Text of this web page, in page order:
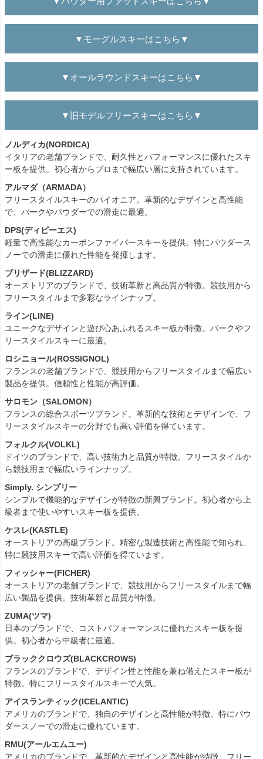
▼モーグルスキーはこちら▼
▼オールラウンドスキーはこちら▼
▼旧モデルフリースキーはこちら▼
ノルディカ(NORDICA)
イタリアの老舗ブランドで、耐久性とパフォーマンスに優れたスキ
ー板を提供。初心者からプロまで幅広い層に支持されています。
アルマダ（ARMADA）
フリースタイルスキーのパイオニア。革新的なデザインと高性能
で、パークやパウダーでの滑走に最適。
DPS(ディピーエス)
軽量で高性能なカーボンファイバースキーを提供。特にパウダース
ノーでの滑走に優れた性能を発揮します。
ブリザード(BLIZZARD)
オーストリアのブランドで、技術革新と高品質が特徴。競技用から
フリースタイルまで多彩なラインナップ。
ライン(LINE)
ユニークなデザインと遊び心あふれるスキー板が特徴。パークやフ
リースタイルスキーに最適。
ロシニョール(ROSSIGNOL)
フランスの老舗ブランドで、競技用からフリースタイルまで幅広い
製品を提供。信頼性と性能が高評価。
サロモン（SALOMON）
フランスの総合スポーツブランド。革新的な技術とデザインで、フ
リースタイルスキーの分野でも高い評価を得ています。
フォルクル(VOLKL)
ドイツのブランドで、高い技術力と品質が特徴。フリースタイルか
ら競技用まで幅広いラインナップ。
Simply. シンプリー
シンプルで機能的なデザインが特徴の新興ブランド。初心者から上
級者まで使いやすいスキー板を提供。
ケスレ(KASTLE)
オーストリアの高級ブランド。精密な製造技術と高性能で知られ、
特に競技用スキーで高い評価を得ています。
フィッシャー(FICHER)
オーストリアの老舗ブランドで、競技用からフリースタイルまで幅
広い製品を提供。技術革新と品質が特徴。
ZUMA(ツマ)
日本のブランドで、コストパフォーマンスに優れたスキー板を提
供。初心者から中級者に最適。
ブラッククロウズ(BLACKCROWS)
フランスのブランドで、デザイン性と性能を兼ね備えたスキー板が
特徴。特にフリースタイルスキーで人気。
アイスランティック(ICELANTIC)
アメリカのブランドで、独自のデザインと高性能が特徴。特にパウ
ダースノーでの滑走に優れています。
RMU(アールエムユー)
アメリカのブランドで、革新的なデザインと高性能が特徴。フリー